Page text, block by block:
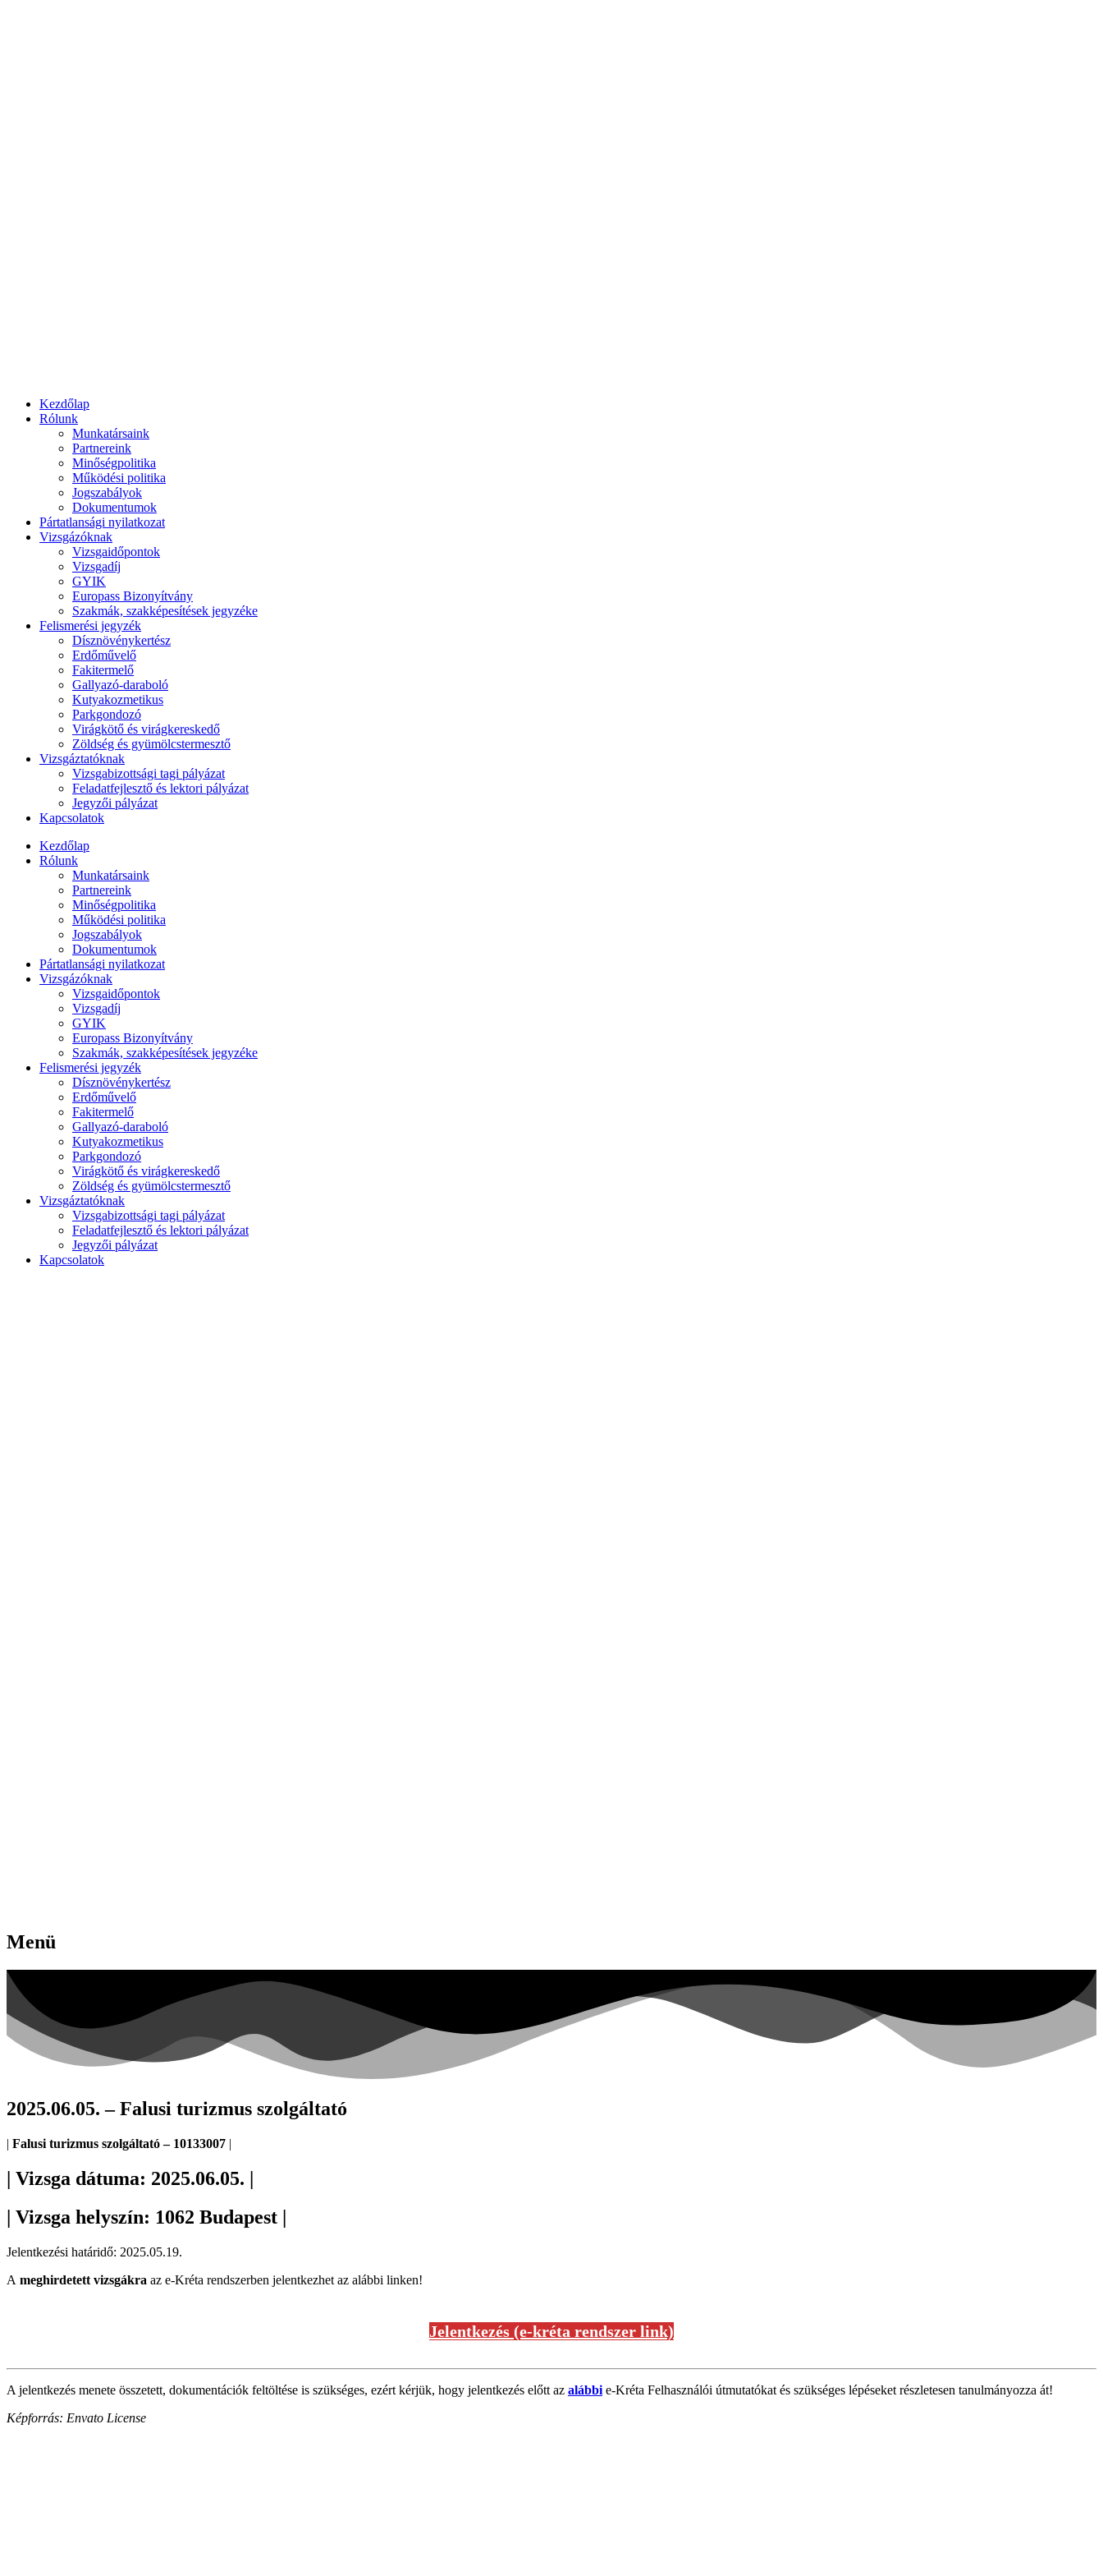
Kezdőlap
Rólunk
Munkatársaink
Partnereink
Minőségpolitika
Működési politika
Jogszabályok
Dokumentumok
Pártatlansági nyilatkozat
Vizsgázóknak
Vizsgaidőpontok
Vizsgadíj
GYIK
Europass Bizonyítvány
Szakmák, szakképesítések jegyzéke
Felismerési jegyzék
Dísznövénykertész
Erdőművelő
Fakitermelő
Gallyazó-daraboló
Kutyakozmetikus
Parkgondozó
Virágkötő és virágkereskedő
Zöldség és gyümölcstermesztő
Vizsgáztatóknak
Vizsgabizottsági tagi pályázat
Feladatfejlesztő és lektori pályázat
Jegyzői pályázat
Kapcsolatok
Kezdőlap
Rólunk
Munkatársaink
Partnereink
Minőségpolitika
Működési politika
Jogszabályok
Dokumentumok
Pártatlansági nyilatkozat
Vizsgázóknak
Vizsgaidőpontok
Vizsgadíj
GYIK
Europass Bizonyítvány
Szakmák, szakképesítések jegyzéke
Felismerési jegyzék
Dísznövénykertész
Erdőművelő
Fakitermelő
Gallyazó-daraboló
Kutyakozmetikus
Parkgondozó
Virágkötő és virágkereskedő
Zöldség és gyümölcstermesztő
Vizsgáztatóknak
Vizsgabizottsági tagi pályázat
Feladatfejlesztő és lektori pályázat
Jegyzői pályázat
Kapcsolatok
Menü
2025.06.05. – Falusi turizmus szolgáltató
| Falusi turizmus szolgáltató – 10133007 |
| Vizsga dátuma: 2025.06.05. |
| Vizsga helyszín: 1062 Budapest |
Jelentkezési határidő: 2025.05.19.
A meghirdetett vizsgákra az e-Kréta rendszerben jelentkezhet az alábbi linken!
Jelentkezés (e-kréta rendszer link)
A jelentkezés menete összetett, dokumentációk feltöltése is szükséges, ezért kérjük, hogy jelentkezés előtt az alábbi e-Kréta Felhasználói útmutatókat és szükséges lépéseket részletesen tanulmányozza át!
Képforrás: Envato License